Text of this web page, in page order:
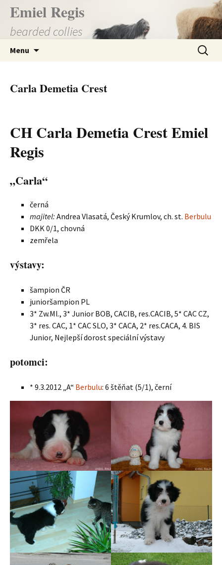
Přejít
obsahu
Emiel Regis
bearded collies
Menu
Carla Demetia Crest
CH Carla Demetia Crest Emiel
Regis
„Carla“
černá
majitel: Andrea Vlasatá, Český Krumlov, ch. st. Berbulu
DKK 0/1, chovná
zemřela
výstavy:
šampion ČR
junioršampion PL
3* Zw.Ml., 3* Junior BOB, CACIB, res.CACIB, 5* CAC CZ,
3* res. CAC, 1* CAC SLO, 3* CACA, 2* res.CACA, 4. BIS
Junior, Nejlepší dorost speciální výstavy
potomci:
* 9.3.2012 „A“ Berbulu: 6 štěňat (5/1), černí